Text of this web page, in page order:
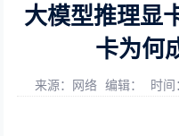
大模型推理显
卡为何
来源：网络 编辑： 时